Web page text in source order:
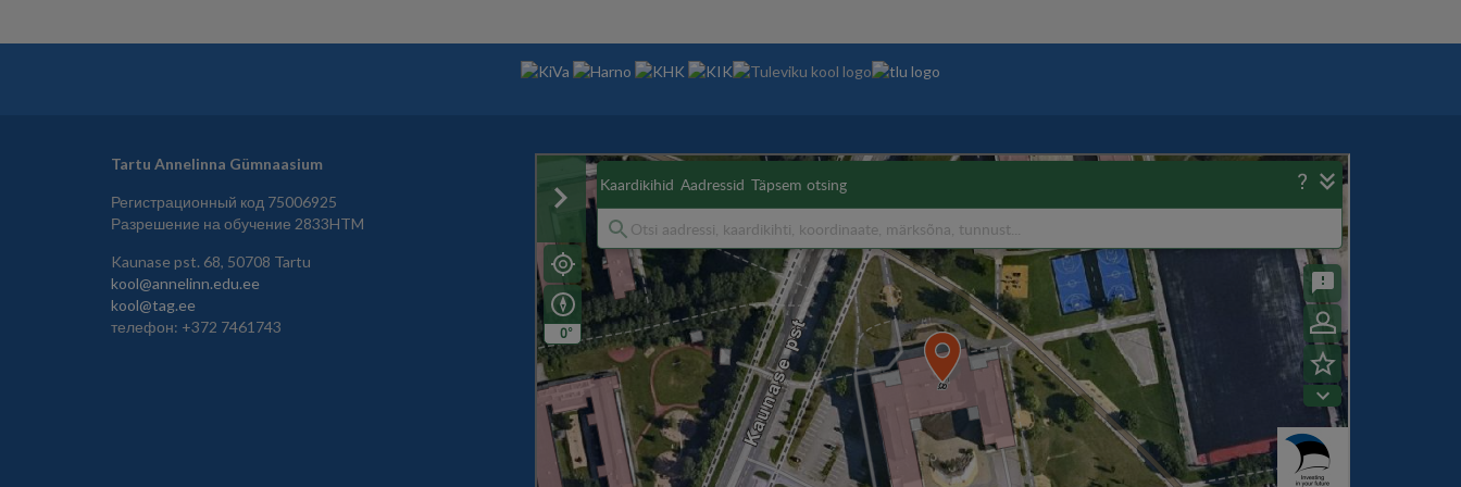
Tartu Annelinna Gümnaasium
Регистрационный код 75006925
Разрешение на обучение 2833HTM
Kaunase pst. 68, 50708 Tartu
kool@annelinn.edu.ee
kool@tag.ee
телефон: +372 7461743